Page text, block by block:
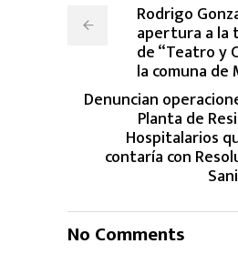
Rodrigo
apertura a la
de “Teatro y
la comuna
Denuncian
Planta de
Hospitalarios
contaría con
No Comments